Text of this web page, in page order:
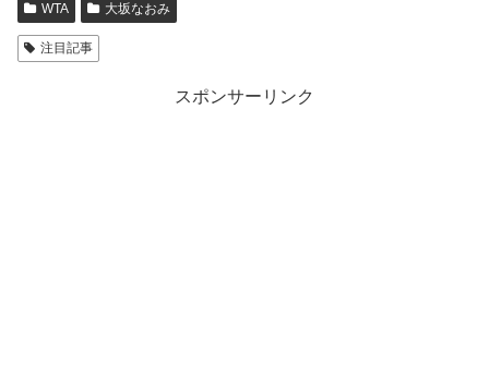
WTA 大坂なおみ
注目記事
スポンサーリンク